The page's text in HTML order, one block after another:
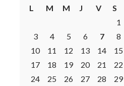
L
M M J V S
1
3
4 5 6 7 8
10
11 12 13 14 15
17
18 19 20 21 22
24
25 26 27 28 29